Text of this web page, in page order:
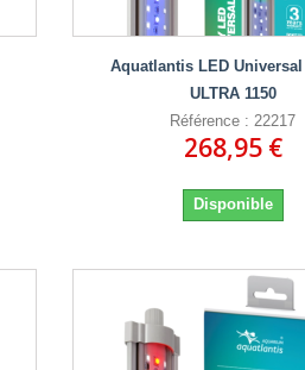
Aquatlantis LED Universal
ULTRA 1150
Référence : 22217
268,95 €
Disponible